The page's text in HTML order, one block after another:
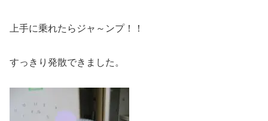
上手に乗れたらジャ～ンプ！！
すっきり発散できました。